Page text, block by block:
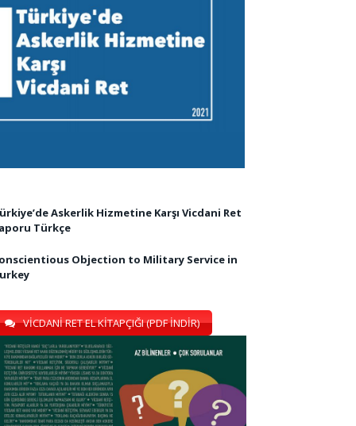
Askerlik Hizmetine Karşı Vicdani Ret
Türkçe
Objection to Military Service in
VİCDANİ RET EL KİTAPÇIĞI (PDF İNDİR)